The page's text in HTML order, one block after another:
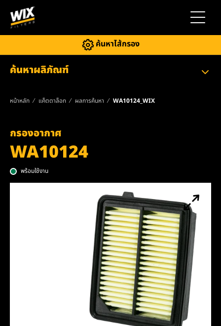
สลับการ
ค้นหาไส้กรอง
ค้นหาผลิภัณฑ์
หน้าหลัก แค็ตตาล็อก ผลการค้นหา WA10124_WIX
กรองอากาศ
WA10124
พร้อมใช้งาน